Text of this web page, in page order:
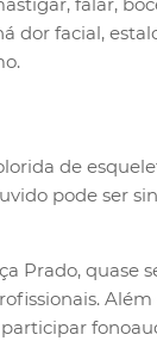
falar,
dor facial,
pode ser
Prado, quase